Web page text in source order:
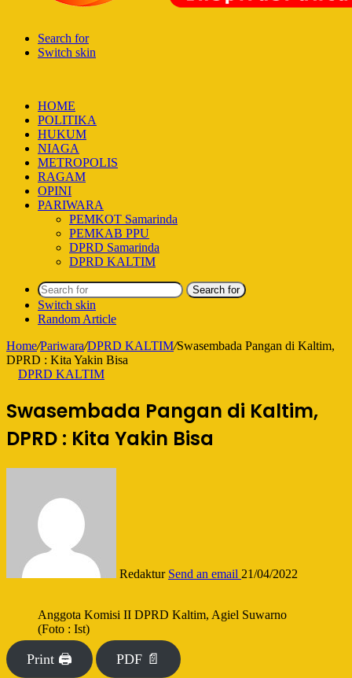
Search for
Switch skin
HOME
POLITIKA
HUKUM
NIAGA
METROPOLIS
RAGAM
OPINI
PARIWARA
PEMKOT Samarinda
PEMKAB PPU
DPRD Samarinda
DPRD KALTIM
Search for
Switch skin
Random Article
Home/Pariwara/DPRD KALTIM/Swasembada Pangan di Kaltim,
DPRD : Kita Yakin Bisa
DPRD KALTIM
Swasembada Pangan di Kaltim,
DPRD : Kita Yakin Bisa
Redaktur Send an email 21/04/2022
Anggota Komisi II DPRD Kaltim, Agiel Suwarno
(Foto : Ist)
Print 🖨 PDF 📄